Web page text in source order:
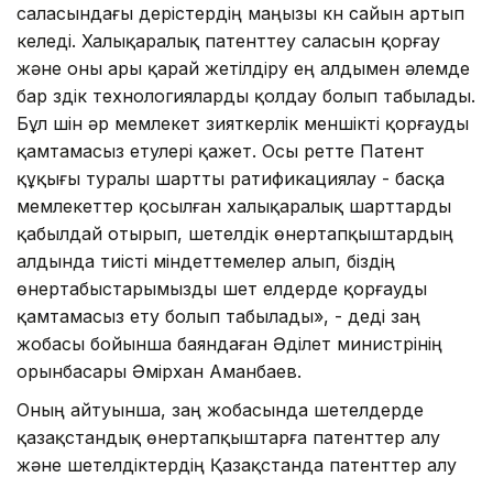
саласындағы үдерістердің маңызы күн сайын артып
келеді. Халықаралық патенттеу саласын қорғау
және оны ары қарай жетілдіру ең алдымен әлемде
бар үздік технологияларды қолдау болып табылады.
Бұл үшін әр мемлекет зияткерлік меншікті қорғауды
қамтамасыз етулері қажет. Осы ретте Патент
құқығы туралы шартты ратификациялау - басқа
мемлекеттер қосылған халықаралық шарттарды
қабылдай отырып, шетелдік өнертапқыштардың
алдында тиісті міндеттемелер алып, біздің
өнертабыстарымызды шет елдерде қорғауды
қамтамасыз ету болып табылады», - деді заң
жобасы бойынша баяндаған Әділет министрінің
орынбасары Әмірхан Аманбаев.
Оның айтуынша, заң жобасында шетелдерде
қазақстандық өнертапқыштарға патенттер алу
және шетелдіктердің Қазақстанда патенттер алу